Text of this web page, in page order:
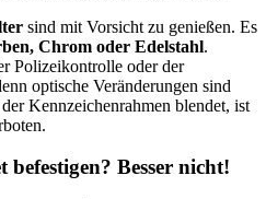
sind mit Vorsicht zu genießen. Es
Chrom oder Edelstahl.
Polizeikontrolle oder der
optische Veränderungen sind
Kennzeichenrahmen blendet, ist
Besser nicht!